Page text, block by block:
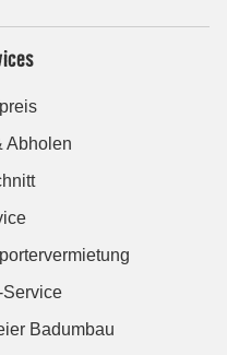
Abholen
Service
Badumbau